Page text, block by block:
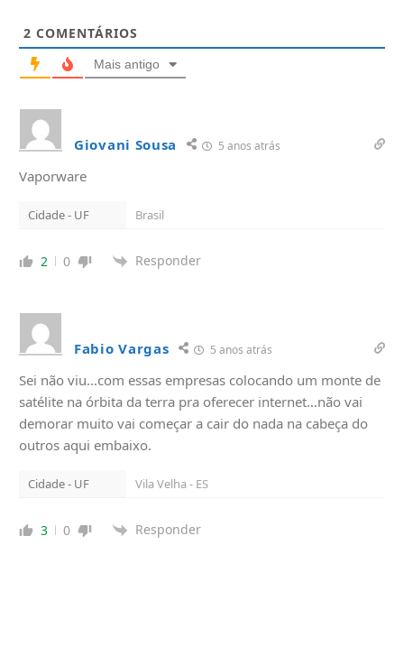
2 COMENTÁRIOS
Mais antigo
Giovani Sousa 5 anos atrás
Vaporware
Cidade - UF Brasil
2 0 Responder
Fabio Vargas 5 anos atrás
Sei não viu…com essas empresas colocando um monte de
satélite na órbita da terra pra oferecer internet…não vai
demorar muito vai começar a cair do nada na cabeça do
outros aqui embaixo.
Cidade - UF Vila Velha - ES
3 0 Responder